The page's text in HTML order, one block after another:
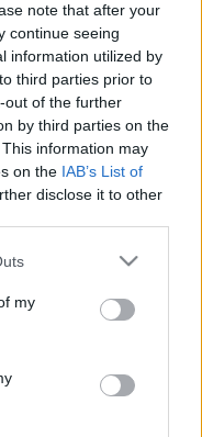
note that after your
continue seeing
information utilized by
third parties prior to
out of the further
by third parties on the
information may
on the IAB’s List of
disclose it to other
one or more Google
You may click to
third-party tags to
in below Google
my
az ember akarja,
Ahogy Mózes
dobozait,
számos
dadaistáktól,
lírai absztraktokig.
egységes egésszé
évtizedének egyik
Nagy Katalin A
1-én, pénteken
festményeiről, a
nyitja meg. A
1036